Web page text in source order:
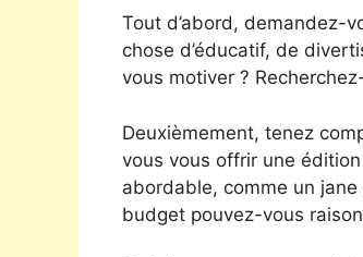
Tout d’abord, demandez-
chose d’éducatif, de
vous motiver ?
Deuxièmement, tenez
vous vous offrir une
abordable, comme un
budget pouvez-vous